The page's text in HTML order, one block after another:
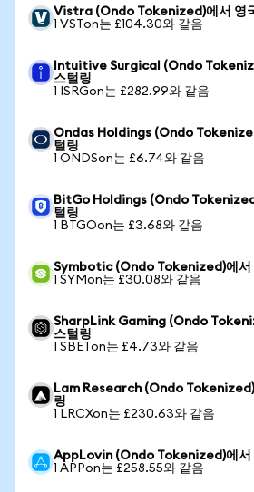
Vistra (Ondo Tokenized)에서 영
1 VSTon는 £104.30와 같음
Intuitive Surgical (Ondo
스털링
1 ISRGon는 £282.99와 같음
Ondas Holdings (Ondo
털링
1 ONDSon는 £6.74와 같음
BitGo Holdings (Ondo
털링
1 BTGOon는 £3.68와 같음
Symbotic (Ondo Tokenized)에서
1 SYMon는 £30.08와 같음
SharpLink Gaming (Ondo
스털링
1 SBETon는 £4.73와 같음
Lam Research (Ondo Tokenized)
링
1 LRCXon는 £230.63와 같음
AppLovin (Ondo Tokenized)에서
1 APPon는 £258.55와 같음